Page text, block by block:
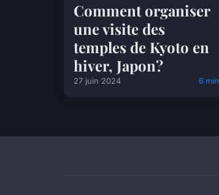
Comment organiser
une visite des
temples de Kyoto en
hiver, Japon?
27 juin 2024 6 min